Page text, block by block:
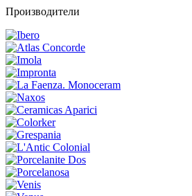
Производители